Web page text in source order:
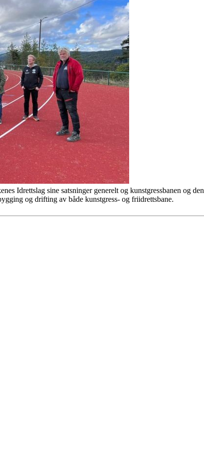
Idrettslag sine satsninger generelt og kunstgressbanen og den
og drifting av både kunstgress- og friidrettsbane.